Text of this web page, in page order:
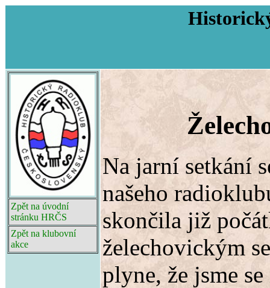
Zpět na úvodní
stránku HRČS
Zpět na klubovní
akce
Na jarní setkání
našeho
skončila již
želechovickým
plyne, že jsme